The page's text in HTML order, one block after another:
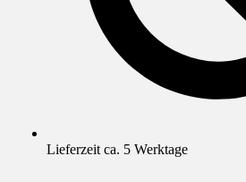
Lieferzeit ca. 5 Werktage